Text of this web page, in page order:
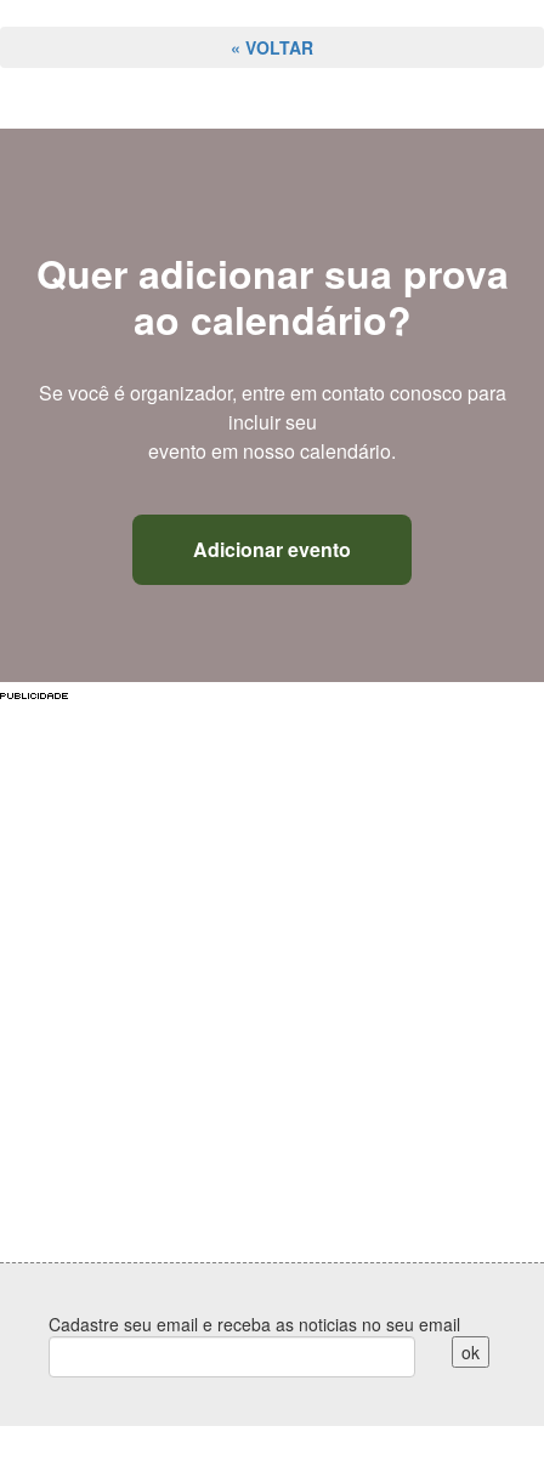
« VOLTAR
Quer adicionar sua prova
ao calendário?
Se você é organizador, entre em contato conosco para
incluir seu
evento em nosso calendário.
Adicionar evento
Cadastre seu email e receba as noticias no seu email